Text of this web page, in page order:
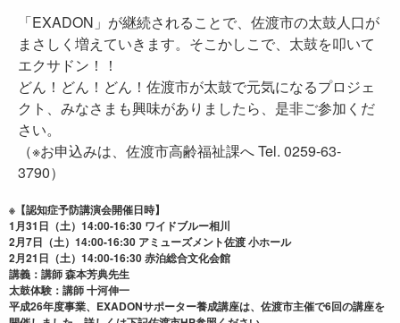
「EXADON」が継続されることで、佐渡市の太鼓人口が
まさしく増えていきます。そこかしこで、太鼓を叩いて
エクサドン！！
どん！どん！どん！佐渡市が太鼓で元気になるプロジェ
クト、みなさまも興味がありましたら、是非ご参加くだ
さい。
（※お申込みは、佐渡市高齢福祉課へ Tel. 0259-63-
3790）
※【認知症予防講演会開催日時】
1月31日（土）14:00-16:30 ワイドブルー相川
2月7日（土）14:00-16:30 アミューズメント佐渡 小ホール
2月21日（土）14:00-16:30 赤泊総合文化会館
講義：講師 森本芳典先生
太鼓体験：講師 十河伸一
平成26年度事業、EXADONサポーター養成講座は、佐渡市主催で6回の講座を